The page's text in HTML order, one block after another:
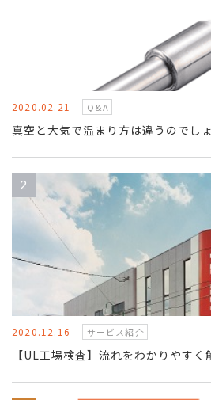
2020.02.21 Q&A
真空と大気で温まり方は違うのでし
2020.12.16 サービス紹介
【UL工場検査】流れをわかりやすく